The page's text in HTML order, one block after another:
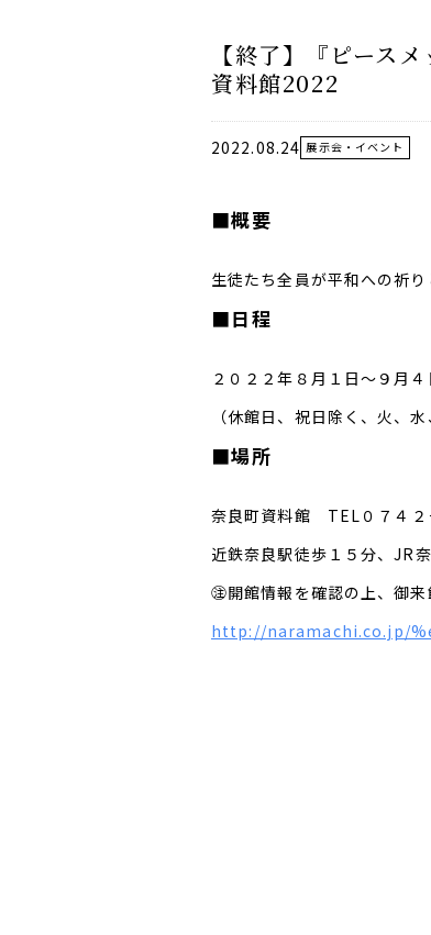
【終了】『ピース
資料館2022
2022.08.24 展示会・イベント
■概要
生徒たち全員が平和への祈
■日程
２０２２年８月１日～９月
（休館日、祝日除く、火、水
■場所
奈良町資料館 TEL０７４２
近鉄奈良駅徒歩１５分、JR
㊟開館情報を確認の上、御来
http://naramachi.co.jp/